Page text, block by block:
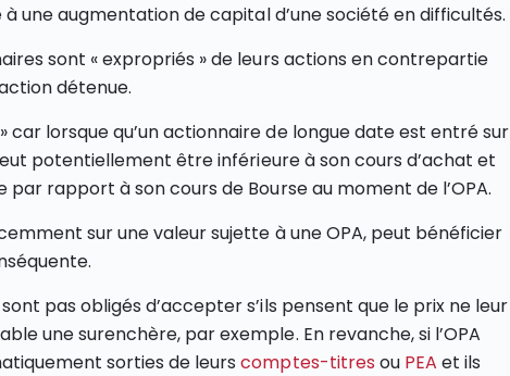
une augmentation de capital d’une société en difficultés.
sont « expropriés » de leurs actions en contrepartie
détenue.
car lorsque qu’un actionnaire de longue date est entré sur
potentiellement être inférieure à son cours d’achat et
rapport à son cours de Bourse au moment de l’OPA.
sur une valeur sujette à une OPA, peut bénéficier
pas obligés d’accepter s’ils pensent que le prix ne leur
une surenchère, par exemple. En revanche, si l’OPA
sorties de leurscomptes-titres ou PEA et ils